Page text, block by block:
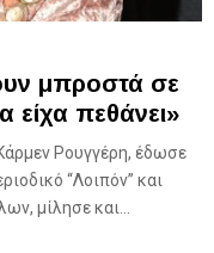
μπροστά σε
είχα πεθάνει»
Ρουγγέρη, έδωσε
“Λοιπόν” και
μίλησε και...